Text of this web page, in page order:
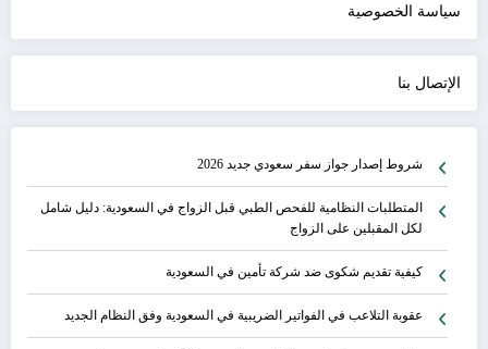
سياسة الخصوصية
الإتصال بنا
شروط إصدار جواز سفر سعودي جديد 2026
المتطلبات النظامية للفحص الطبي قبل الزواج في السعودية: دليل شامل
لكل المقبلين على الزواج
كيفية تقديم شكوى ضد شركة تأمين في السعودية
عقوبة التلاعب في الفواتير الضريبية في السعودية وفق النظام الجديد